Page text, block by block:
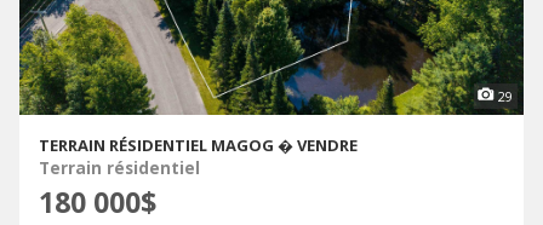
29
TERRAIN RÉSIDENTIEL MAGOG � VENDRE
Terrain résidentiel
180 000$